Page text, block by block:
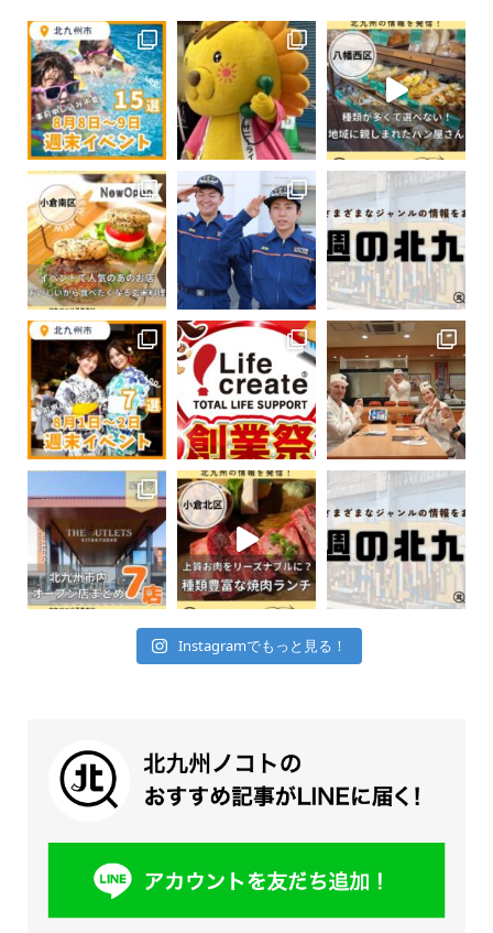
Instagramでもっと見る！